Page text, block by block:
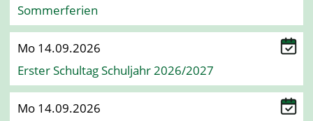
Sommerferien
Mo 14.09.2026
Erster Schultag Schuljahr 2026/2027
Mo 14.09.2026